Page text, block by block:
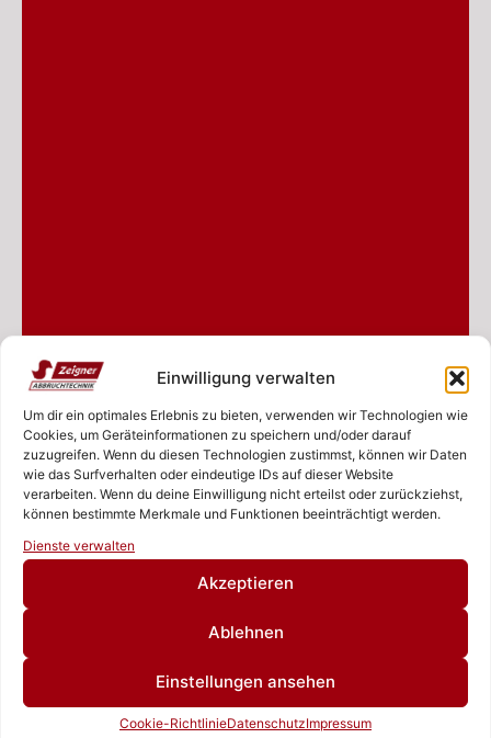
Einwilligung verwalten
Um dir ein optimales Erlebnis zu bieten, verwenden wir Technologien wie
Cookies, um Geräteinformationen zu speichern und/oder darauf
zuzugreifen. Wenn du diesen Technologien zustimmst, können wir Daten
wie das Surfverhalten oder eindeutige IDs auf dieser Website
verarbeiten. Wenn du deine Einwilligung nicht erteilst oder zurückziehst,
können bestimmte Merkmale und Funktionen beeinträchtigt werden.
Dienste verwalten
Akzeptieren
Ablehnen
Einstellungen ansehen
Cookie-RichtlinieDatenschutzImpressum
Rufen Sie uns an!